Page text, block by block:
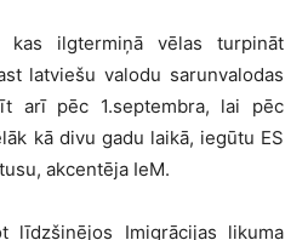
kas ilgtermiņā vēlas turpināt
latviešu valodu sarunvalodas
arī pēc 1.septembra, lai pēc
kā divu gadu laikā, iegūtu ES
akcentēja IeM.
līdzšinējos Imigrācijas likuma